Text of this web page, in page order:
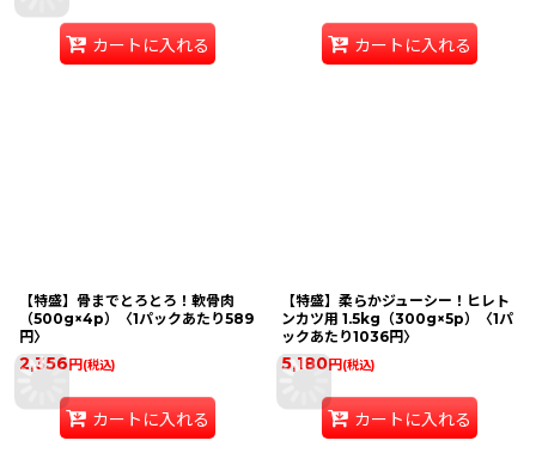
カートに入れる カートに入れる
【特盛】骨までとろとろ！軟骨肉
（500g×4p）〈1パックあたり589
円〉
2,356円 (税込)
カートに入れる
【特盛】柔らかジューシー！ヒレト
ンカツ用 1.5kg（300g×5p）〈1パ
ックあたり1036円〉
5,180円 (税込)
カートに入れる